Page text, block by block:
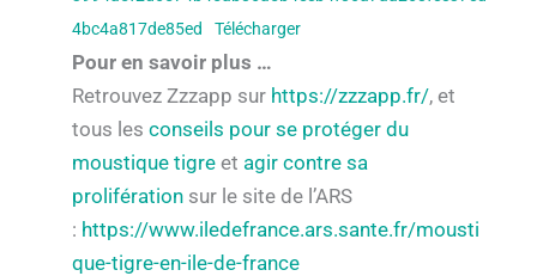
4bc4a817de85ed
Télécharger
Pour en savoir plus …
Retrouvez Zzzapp sur https://zzzapp.fr/, et
tous les conseils pour se protéger du
moustique tigre et agir contre sa
prolifération sur le site de l’ARS
: https://www.iledefrance.ars.sante.fr/mousti
que-tigre-en-ile-de-france